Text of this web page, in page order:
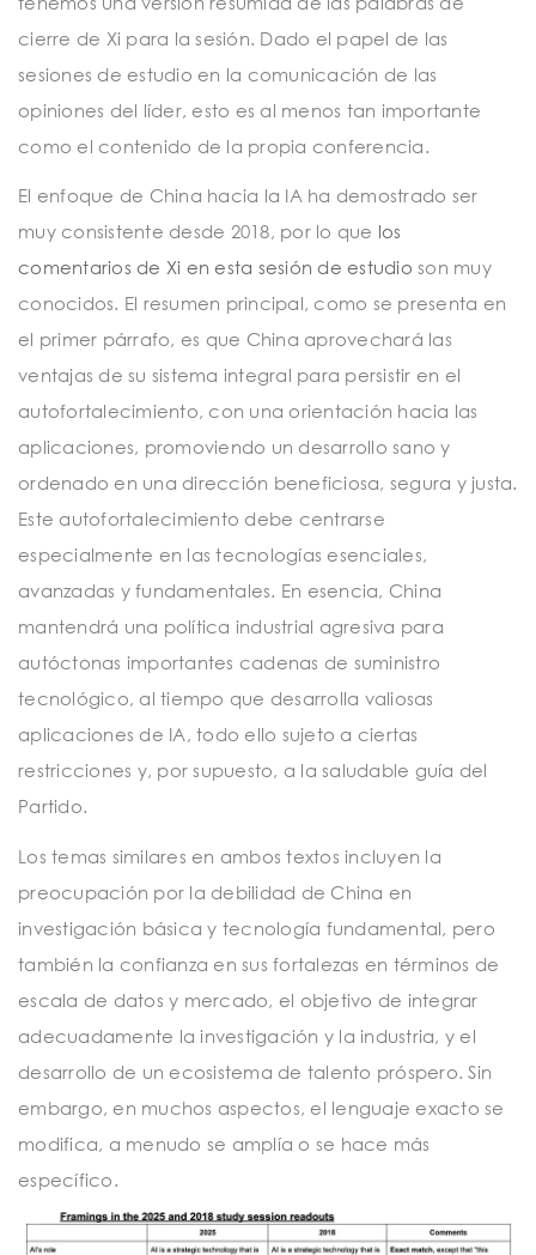
cierre de Xi para la sesión. Dado el papel de las
sesiones de estudio en la comunicación de las
opiniones del líder, esto es al menos tan importante
como el contenido de la propia conferencia.
El enfoque de China hacia la IA ha demostrado ser
muy consistente desde 2018, por lo que los
comentarios de Xi en esta sesión de estudio son muy
conocidos. El resumen principal, como se presenta en
el primer párrafo, es que China aprovechará las
ventajas de su sistema integral para persistir en el
autofortalecimiento, con una orientación hacia las
aplicaciones, promoviendo un desarrollo sano y
ordenado en una dirección beneficiosa, segura y justa.
Este autofortalecimiento debe centrarse
especialmente en las tecnologías esenciales,
avanzadas y fundamentales. En esencia, China
mantendrá una política industrial agresiva para
autóctonas importantes cadenas de suministro
tecnológico, al tiempo que desarrolla valiosas
aplicaciones de IA, todo ello sujeto a ciertas
restricciones y, por supuesto, a la saludable guía del
Partido.
Los temas similares en ambos textos incluyen la
preocupación por la debilidad de China en
investigación básica y tecnología fundamental, pero
también la confianza en sus fortalezas en términos de
escala de datos y mercado, el objetivo de integrar
adecuadamente la investigación y la industria, y el
desarrollo de un ecosistema de talento próspero. Sin
embargo, en muchos aspectos, el lenguaje exacto se
modifica, a menudo se amplía o se hace más
específico.